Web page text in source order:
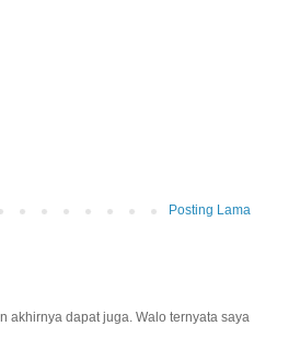
Posting Lama
akhirnya dapat juga. Walo ternyata saya